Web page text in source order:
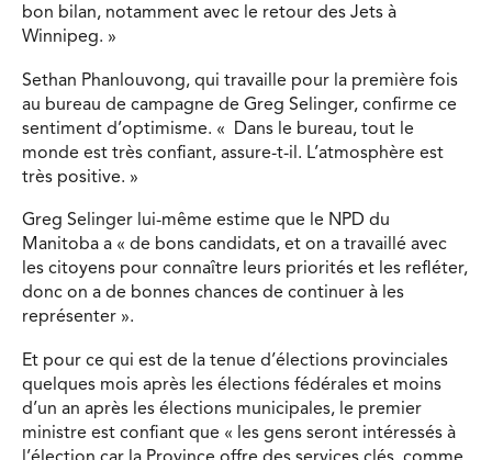
bon bilan, notamment avec le retour des Jets à
Winnipeg. »
Sethan Phanlouvong, qui travaille pour la première fois
au bureau de campagne de Greg Selinger, confirme ce
sentiment d’optimisme. « Dans le bureau, tout le
monde est très confiant, assure-t-il. L’atmosphère est
très positive. »
Greg Selinger lui-même estime que le NPD du
Manitoba a « de bons candidats, et on a travaillé avec
les citoyens pour connaître leurs priorités et les refléter,
donc on a de bonnes chances de continuer à les
représenter ».
Et pour ce qui est de la tenue d’élections provinciales
quelques mois après les élections fédérales et moins
d’un an après les élections municipales, le premier
ministre est confiant que « les gens seront intéressés à